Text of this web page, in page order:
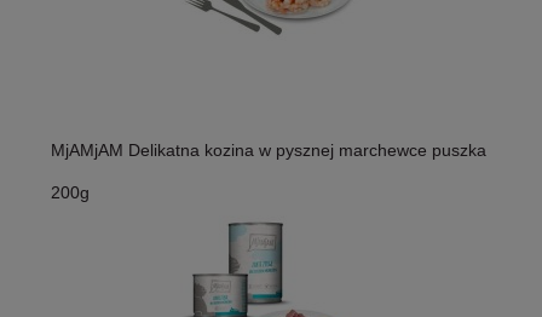
MjAMjAM Delikatna kozina w pysznej marchewce puszka
200g